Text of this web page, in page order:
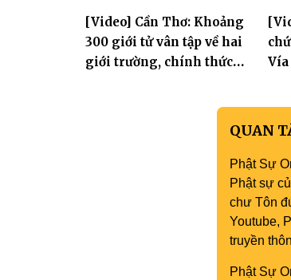
[Video] Cần Thơ: Khoảng
300 giới tử vân tập về hai
giới trường, chính thức
Vía
QUAN
Phật Sự
Phật sự
chư Tôn
Youtube,
truyền
Phật Sự